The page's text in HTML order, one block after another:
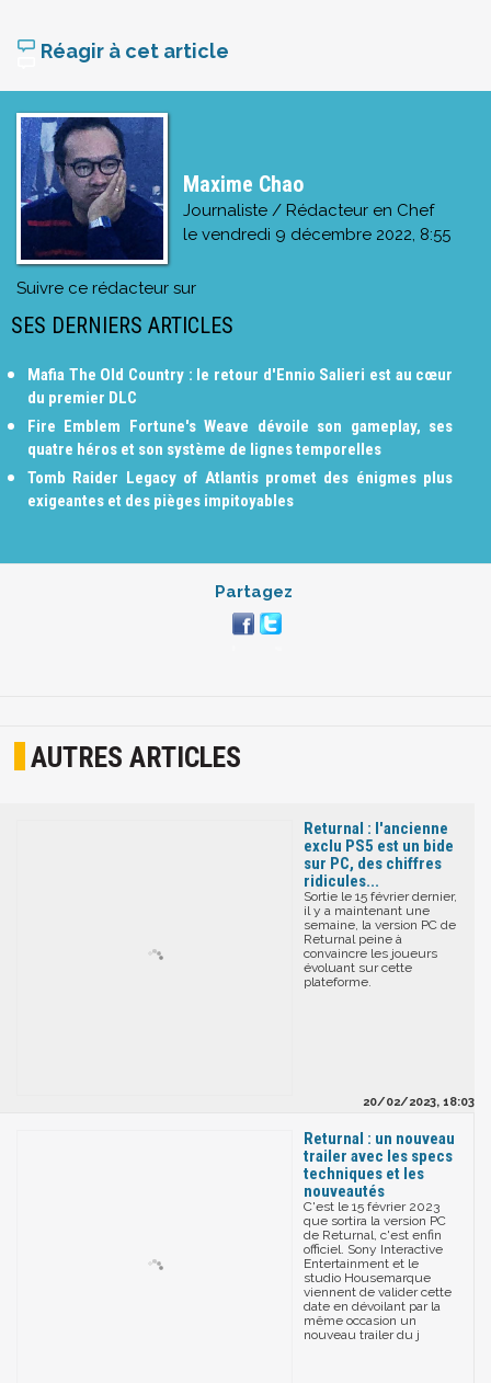
Réagir à cet article
Maxime Chao
Journaliste / Rédacteur en Chef
le vendredi 9 décembre 2022, 8:55
Suivre ce rédacteur sur
SES DERNIERS ARTICLES
Mafia The Old Country : le retour d'Ennio Salieri est au cœur
du premier DLC
Fire Emblem Fortune's Weave dévoile son gameplay, ses
quatre héros et son système de lignes temporelles
Tomb Raider Legacy of Atlantis promet des énigmes plus
exigeantes et des pièges impitoyables
Partagez
AUTRES ARTICLES
Returnal : l'ancienne
exclu PS5 est un bide
sur PC, des chiffres
ridicules...
Sortie le 15 février dernier,
il y a maintenant une
semaine, la version PC de
Returnal peine à
convaincre les joueurs
évoluant sur cette
plateforme.
20/02/2023, 18:03
Returnal : un nouveau
trailer avec les specs
techniques et les
nouveautés
C'est le 15 février 2023
que sortira la version PC
de Returnal, c'est enfin
officiel. Sony Interactive
Entertainment et le
studio Housemarque
viennent de valider cette
date en dévoilant par la
même occasion un
nouveau trailer du j